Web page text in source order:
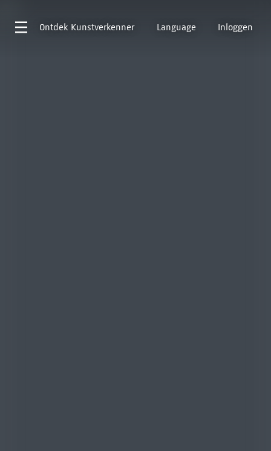
Ontdek Kunstverkenner Language Inloggen